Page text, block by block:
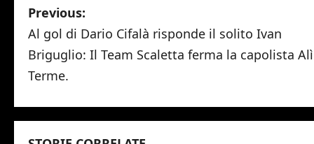
P
o
s
t
n
Previous:
Al gol di Dario Cifalà risponde il solito Ivan
Briguglio: Il Team Scaletta ferma la capolista Alì
Terme.